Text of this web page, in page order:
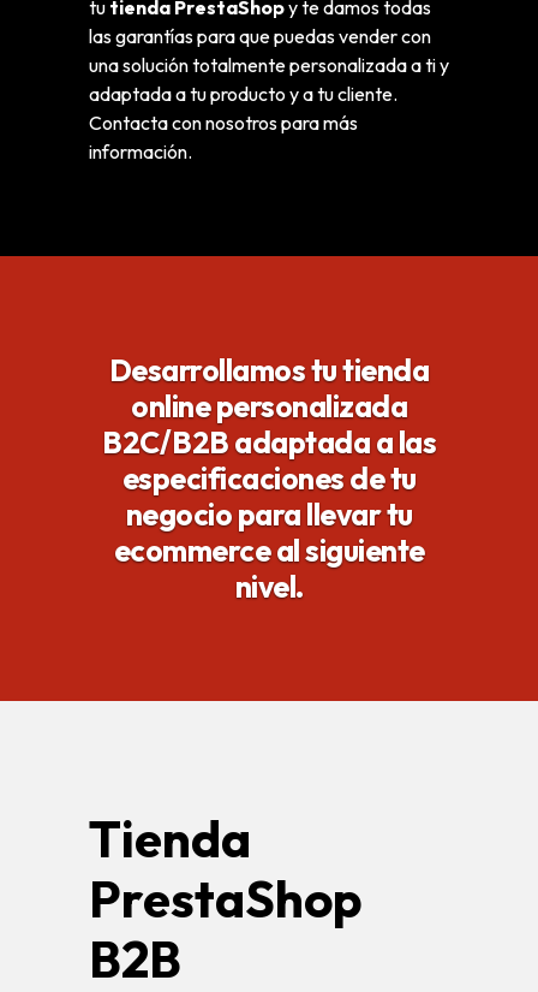
tu tienda PrestaShopy te damos todas
las garantías para que puedas vender con
una solución totalmente personalizada a ti y
adaptada a tu producto y a tu cliente.
Contacta con nosotros para más
información.
Desarrollamos tu tienda
onlinepersonalizada
B2C/B2B adaptada a las
especificaciones de tu
negocio parallevar tu
ecommerce al siguiente
nivel.
Tienda
PrestaShop
B2B